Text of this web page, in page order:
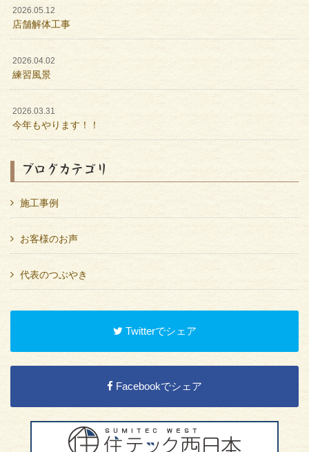
2026.05.12
店舗解体工事
2026.04.02
練習風景
2026.03.31
今年もやります！！
ブログカテゴリ
施工事例
お客様のお声
代表のつぶやき
Twitterでシェア
Facebookでシェア